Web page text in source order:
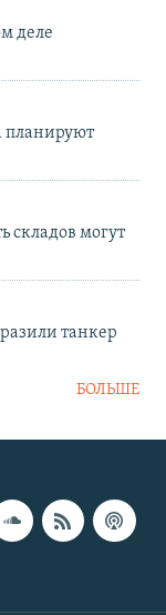
деле
планируют
складов могут
танкер
БОЛЬШЕ